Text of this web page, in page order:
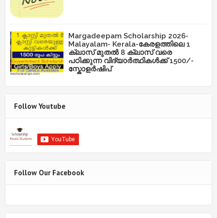
Margadeepam Scholarship 2026-
Malayalam- Kerala-കേരളത്തിലെ 1
ക്ലാസ് മുതൽ 8 ക്ലാസ് വരെ
പഠിക്കുന്ന വിദ്യാർത്ഥികൾക്ക് 1500/-
സ്കോളർഷിപ്
Follow Youtube
Follow Our Facebook